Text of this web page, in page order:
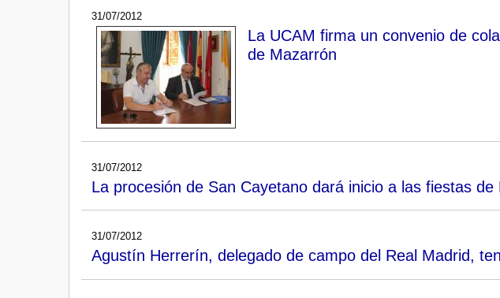
31/07/2012
La UCAM firma un convenio de
de Mazarrón
31/07/2012
La procesión de San Cayetano dará inicio a las fiestas de
31/07/2012
Agustín Herrerín, delegado de campo del Real Madrid,